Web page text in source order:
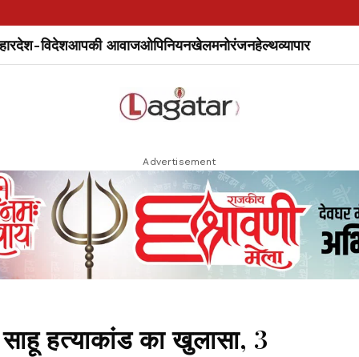
देश-विदेशआपकी आवाजओपिनियनखेलमनोरंजनहेल्थव्यापार
Advertisement
हत्याकांड का खुलासा, 3